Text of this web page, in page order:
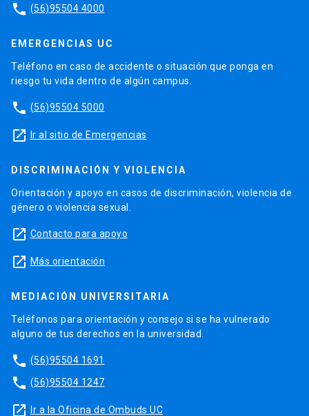
phone (56)95504 4000
EMERGENCIAS UC
Teléfono en caso de accidente o situación que ponga en
riesgo tu vida dentro de algún campus.
phone (56)95504 5000
launch Ir al sitio de Emergencias
DISCRIMINACIÓN Y VIOLENCIA
Orientación y apoyo en casos de discriminación, violencia de
género o violencia sexual.
launch Contacto para apoyo
launch Más orientación
MEDIACIÓN UNIVERSITARIA
Teléfonos para orientación y consejo si se ha vulnerado
alguno de tus derechos en la universidad.
phone (56)95504 1691
phone (56)95504 1247
launch Ir a la Oficina de Ombuds UC